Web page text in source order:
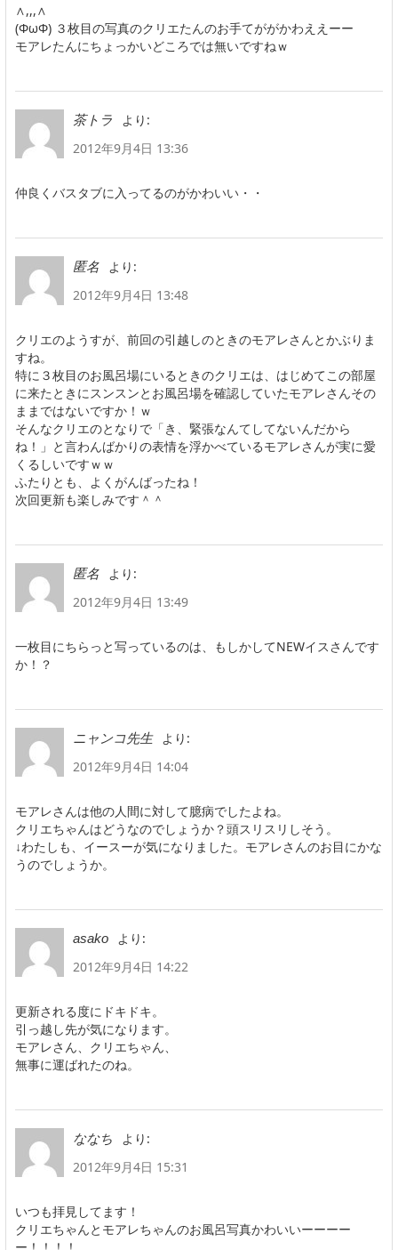
∧,,,∧
(ΦωΦ) ３枚目の写真のクリエたんのお手てががかわええーー
モアレたんにちょっかいどころでは無いですねｗ
茶トラ
より:
2012年9月4日 13:36
仲良くバスタブに入ってるのがかわいい・・
匿名
より:
2012年9月4日 13:48
クリエのようすが、前回の引越しのときのモアレさんとかぶりま
すね。
特に３枚目のお風呂場にいるときのクリエは、はじめてこの部屋
に来たときにスンスンとお風呂場を確認していたモアレさんその
ままではないですか！ｗ
そんなクリエのとなりで「き、緊張なんてしてないんだから
ね！」と言わんばかりの表情を浮かべているモアレさんが実に愛
くるしいですｗｗ
ふたりとも、よくがんばったね！
次回更新も楽しみです＾＾
匿名
より:
2012年9月4日 13:49
一枚目にちらっと写っているのは、もしかしてNEWイスさんです
か！？
ニャンコ先生
より:
2012年9月4日 14:04
モアレさんは他の人間に対して臆病でしたよね。
クリエちゃんはどうなのでしょうか？頭スリスリしそう。
↓わたしも、イースーが気になりました。モアレさんのお目にかな
うのでしょうか。
asako
より:
2012年9月4日 14:22
更新される度にドキドキ。
引っ越し先が気になります。
モアレさん、クリエちゃん、
無事に運ばれたのね。
ななち
より:
2012年9月4日 15:31
いつも拝見してます！
クリエちゃんとモアレちゃんのお風呂写真かわいいーーーー